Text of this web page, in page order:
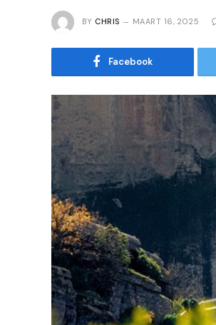
BY CHRIS MAART 16, 2025
Facebook